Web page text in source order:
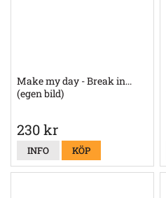
Make my day - Break in...
(egen bild)
230 kr
INFO KÖP